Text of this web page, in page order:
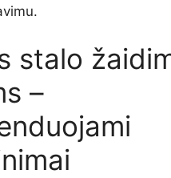
stalo
–